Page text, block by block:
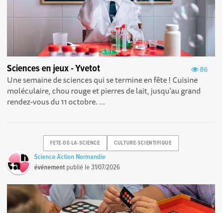
86
Sciences en jeux - Yvetot
Une semaine de sciences qui se termine en fête ! Cuisine
moléculaire, chou rouge et pierres de lait, jusqu'au grand
rendez-vous du 11 octobre. ...
FETE-DE-LA-SCIENCE CULTURE-SCIENTIFIQUE
Science Action Normandie
événement publié le31/07/2026